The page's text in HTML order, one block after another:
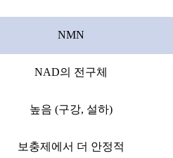
NMN
NAD의 전구체
높음 (구강, 설하)
보충제에서 더 안정적